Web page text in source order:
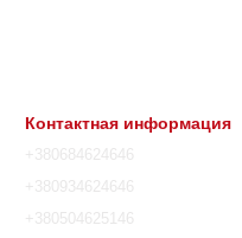
Контактная информация
+380684624646
+380934624646
+380504625146